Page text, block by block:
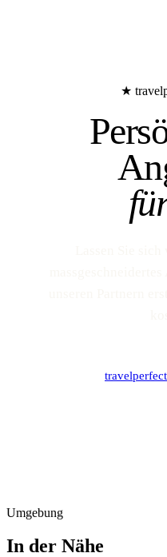
★
Umgebung
In der Nähe